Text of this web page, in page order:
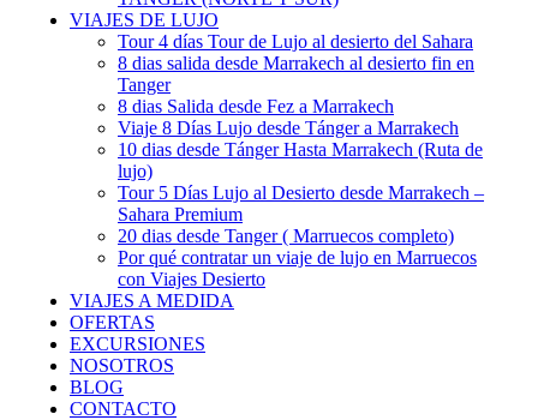
VIAJES DE LUJO
Tour 4 días Tour de Lujo al desierto del Sahara
8 dias salida desde Marrakech al desierto fin en
Tanger
8 dias Salida desde Fez a Marrakech
Viaje 8 Días Lujo desde Tánger a Marrakech
10 dias desde Tánger Hasta Marrakech (Ruta de
lujo)
Tour 5 Días Lujo al Desierto desde Marrakech –
Sahara Premium
20 dias desde Tanger ( Marruecos completo)
Por qué contratar un viaje de lujo en Marruecos
con Viajes Desierto
VIAJES A MEDIDA
OFERTAS
EXCURSIONES
NOSOTROS
BLOG
CONTACTO